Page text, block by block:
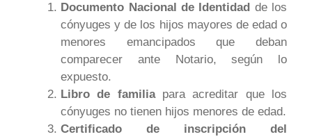
Documento Nacional de Identidad de los
cónyuges y de los hijos mayores de edad o
menores emancipados que deban
comparecer ante Notario, según lo
expuesto.
Libro de familiapara acreditar que los
cónyuges no tienen hijos menores de edad.
Certificado de inscripción del